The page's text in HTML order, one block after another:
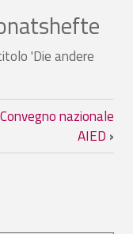
'Die andere
nazionale
AIED ›